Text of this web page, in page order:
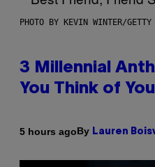
PHOTO BY KEVIN WINTER/
3 Millennial
You Think of
5 hours agoBy Lauren